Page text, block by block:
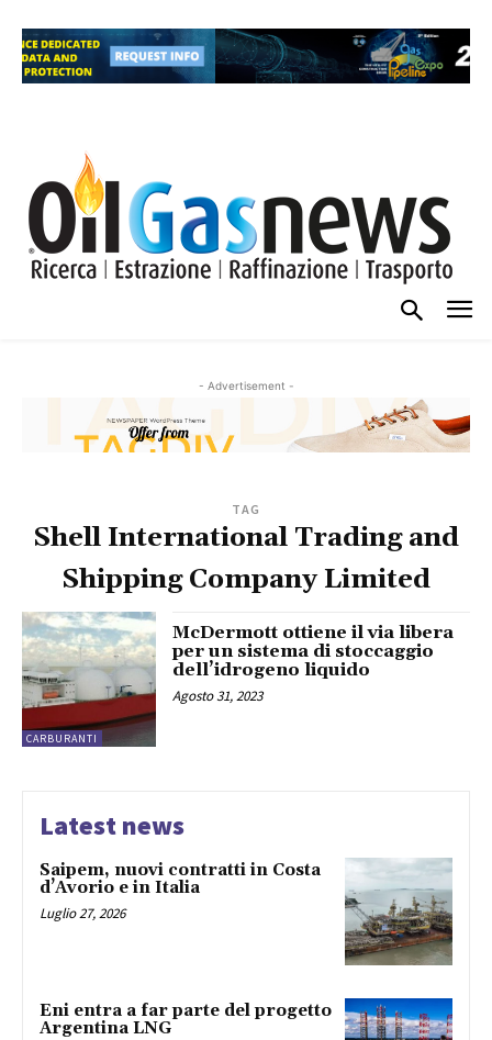
- Advertisement -
TAG
Shell International Trading and
Shipping Company Limited
CARBURANTI
McDermott ottiene il via libera
per un sistema di stoccaggio
dell’idrogeno liquido
Agosto 31, 2023
Latest news
Saipem, nuovi contratti in Costa
d’Avorio e in Italia
Luglio 27, 2026
Eni entra a far parte del progetto
Argentina LNG